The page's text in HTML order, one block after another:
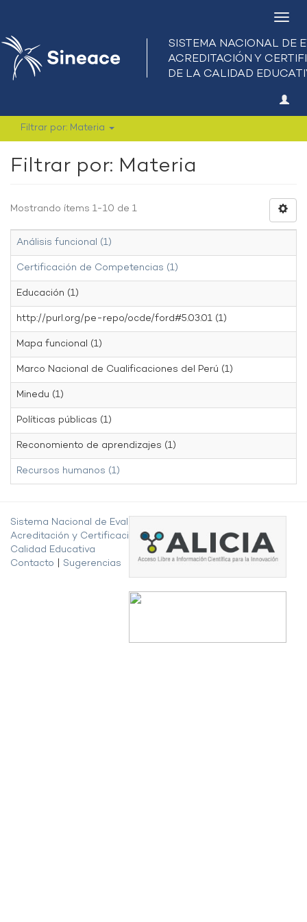
Filtrar por: Materia
Filtrar por: Materia
Mostrando ítems 1-10 de 1
Análisis funcional (1)
Certificación de Competencias (1)
Educación (1)
http://purl.org/pe-repo/ocde/ford#5.03.01 (1)
Mapa funcional (1)
Marco Nacional de Cualificaciones del Perú (1)
Minedu (1)
Políticas públicas (1)
Reconomiento de aprendizajes (1)
Recursos humanos (1)
Sistema Nacional de Evaluación,
Acreditación y Certificación de la
Calidad Educativa
Contacto
Sugerencias